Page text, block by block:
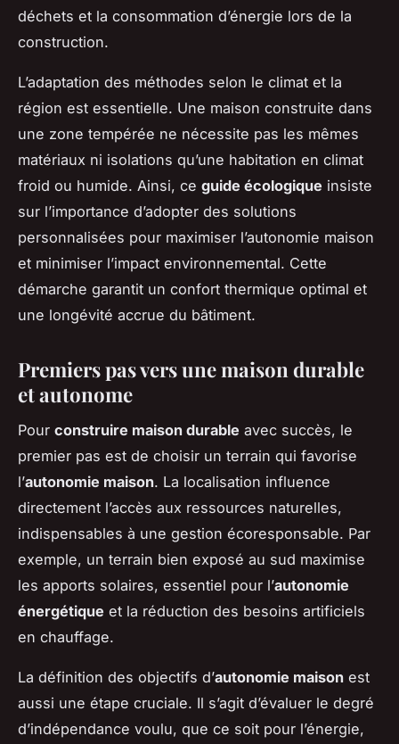
déchets et la consommation d’énergie lors de la
construction.
L’adaptation des méthodes selon le climat et la
région est essentielle. Une maison construite dans
une zone tempérée ne nécessite pas les mêmes
matériaux ni isolations qu’une habitation en climat
froid ou humide. Ainsi, ce guide écologique insiste
sur l’importance d’adopter des solutions
personnalisées pour maximiser l’autonomie maison
et minimiser l’impact environnemental. Cette
démarche garantit un confort thermique optimal et
une longévité accrue du bâtiment.
Premiers pas vers une maison durable
et autonome
Pour construire maison durable avec succès, le
premier pas est de choisir un terrain qui favorise
l’autonomie maison. La localisation influence
directement l’accès aux ressources naturelles,
indispensables à une gestion écoresponsable. Par
exemple, un terrain bien exposé au sud maximise
les apports solaires, essentiel pour l’autonomie
énergétique et la réduction des besoins artificiels
en chauffage.
La définition des objectifs d’autonomie maison est
aussi une étape cruciale. Il s’agit d’évaluer le degré
d’indépendance voulu, que ce soit pour l’énergie,